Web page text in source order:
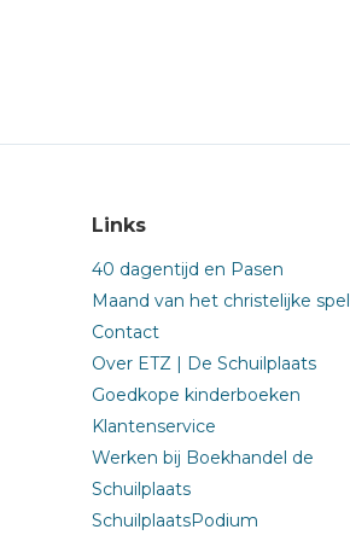
Links
40 dagentijd en Pasen
Maand van het christelijke spel
Contact
Over ETZ | De Schuilplaats
Goedkope kinderboeken
Klantenservice
Werken bij Boekhandel de
Schuilplaats
SchuilplaatsPodium